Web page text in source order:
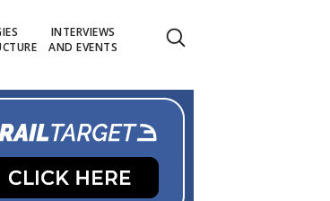
INTERVIEWS
AND EVENTS